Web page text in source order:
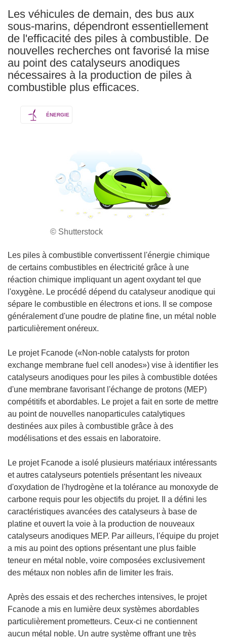
Les véhicules de demain, des bus aux
sous-marins, dépendront essentiellement
de l'efficacité des piles à combustible. De
nouvelles recherches ont favorisé la mise
au point des catalyseurs anodiques
nécessaires à la production de piles à
combustible plus efficaces.
ÉNERGIE
© Shutterstock
Les piles à combustible convertissent l'énergie chimique
de certains combustibles en électricité grâce à une
réaction chimique impliquant un agent oxydant tel que
l'oxygène. Le procédé dépend du catalyseur anodique qui
sépare le combustible en électrons et ions. Il se compose
généralement d'une poudre de platine fine, un métal noble
particulièrement onéreux.
Le projet Fcanode («Non-noble catalysts for proton
exchange membrane fuel cell anodes») vise à identifier les
catalyseurs anodiques pour les piles à combustible dotées
d'une membrane favorisant l'échange de protons (MEP)
compétitifs et abordables. Le projet a fait en sorte de mettre
au point de nouvelles nanoparticules catalytiques
destinées aux piles à combustible grâce à des
modélisations et des essais en laboratoire.
Le projet Fcanode a isolé plusieurs matériaux intéressants
et autres catalyseurs potentiels présentant les niveaux
d'oxydation de l'hydrogène et la tolérance au monoxyde de
carbone requis pour les objectifs du projet. Il a défini les
caractéristiques avancées des catalyseurs à base de
platine et ouvert la voie à la production de nouveaux
catalyseurs anodiques MEP. Par ailleurs, l'équipe du projet
a mis au point des options présentant une plus faible
teneur en métal noble, voire composées exclusivement
des métaux non nobles afin de limiter les frais.
Après des essais et des recherches intensives, le projet
Fcanode a mis en lumière deux systèmes abordables
particulièrement prometteurs. Ceux-ci ne contiennent
aucun métal noble. Un autre système offrant une très